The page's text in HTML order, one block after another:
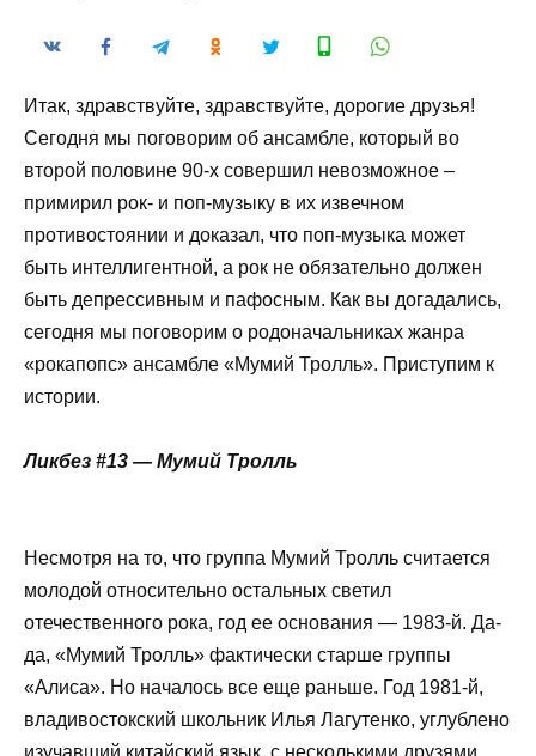
Итак, здравствуйте, здравствуйте, дорогие друзья!
Сегодня мы поговорим об ансамбле, который во
второй половине 90-х совершил невозможное –
примирил рок- и поп-музыку в их извечном
противостоянии и доказал, что поп-музыка может
быть интеллигентной, а рок не обязательно должен
быть депрессивным и пафосным. Как вы догадались,
сегодня мы поговорим о родоначальниках жанра
«рокапопс» ансамбле «Мумий Тролль». Приступим к
истории.
Ликбез #13 — Мумий Тролль
Несмотря на то, что группа Мумий Тролль считается
молодой относительно остальных светил
отечественного рока, год ее основания — 1983-й. Да-
да, «Мумий Тролль» фактически старше группы
«Алиса». Но началось все еще раньше. Год 1981-й,
владивостокский школьник Илья Лагутенко, углублено